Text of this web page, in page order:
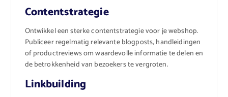
Contentstrategie
Ontwikkel een sterke contentstrategie voor je webshop.
Publiceer regelmatig relevante blogposts, handleidingen
of productreviews om waardevolle informatie te delen en
de betrokkenheid van bezoekers te vergroten.
Linkbuilding